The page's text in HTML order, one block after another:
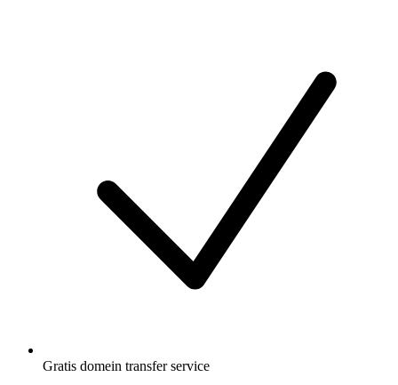
Gratis domein transfer service